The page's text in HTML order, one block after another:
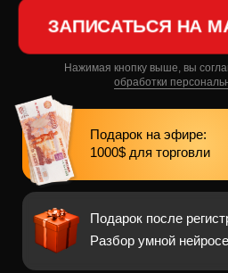
1000$ для торговли
Подарок после регистрации:
Разбор умной нейросети для